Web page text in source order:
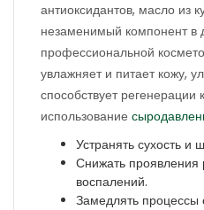
антиоксидантов, масло из
незаменимый компонент в
профессиональной
увлажняет и питает кожу,
способствует регенерации
использование
Устранять сухость и
Снижать проявления
воспалений.
Замедлять процессы